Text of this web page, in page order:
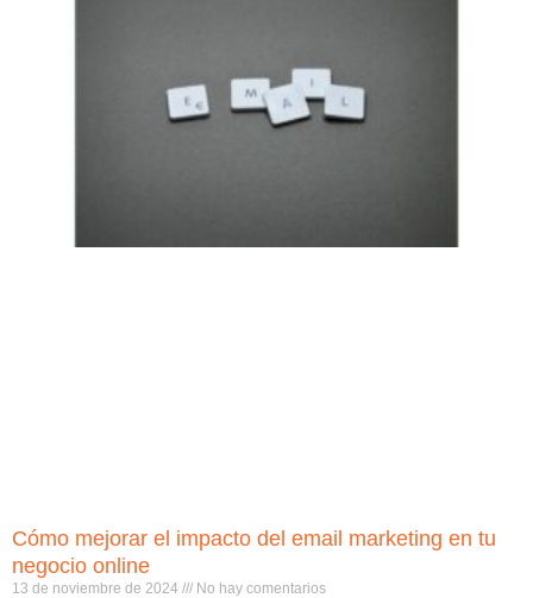
Cómo mejorar el impacto del email marketing en tu
negocio online
13 de noviembre de 2024 No hay comentarios